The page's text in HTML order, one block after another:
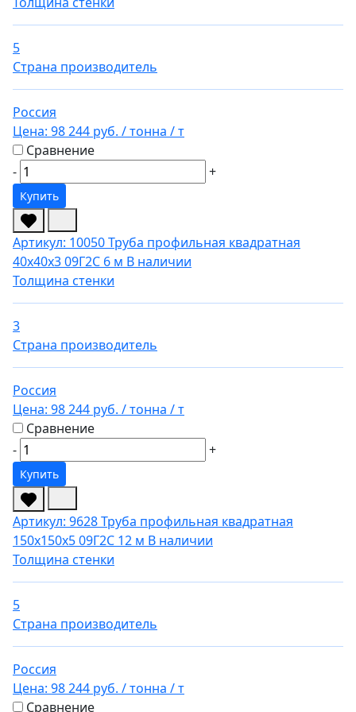
5
Страна производитель
Россия
Цена: 98 244 руб. / тонна / т
Сравнение
-
+
Купить
Артикул: 10050Труба профильная квадратная
40х40х3 09Г2С 6 м В наличии
Толщина стенки
3
Страна производитель
Россия
Цена: 98 244 руб. / тонна / т
Сравнение
-
+
Купить
Артикул: 9628Труба профильная квадратная
150х150х5 09Г2С 12 м В наличии
Толщина стенки
5
Страна производитель
Россия
Цена: 98 244 руб. / тонна / т
Сравнение